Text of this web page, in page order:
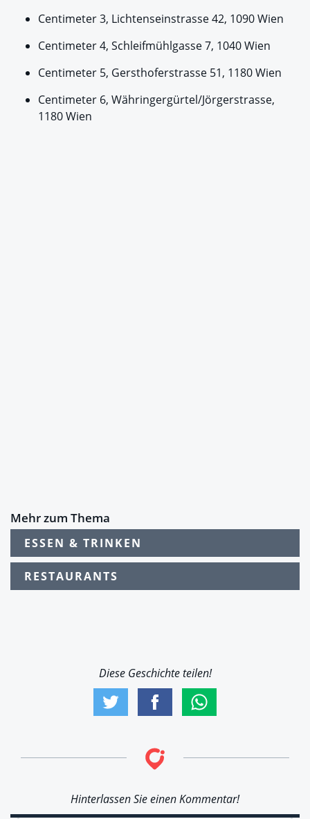
Centimeter 3, Lichtenseinstrasse 42, 1090 Wien
Centimeter 4, Schleifmühlgasse 7, 1040 Wien
Centimeter 5, Gersthoferstrasse 51, 1180 Wien
Centimeter 6, Währingergürtel/Jörgerstrasse,
1180 Wien
Mehr zum Thema
ESSEN & TRINKEN
RESTAURANTS
Diese Geschichte teilen!
Hinterlassen Sie einen Kommentar!